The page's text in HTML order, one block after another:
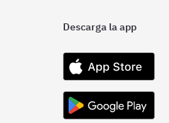
Descarga la app